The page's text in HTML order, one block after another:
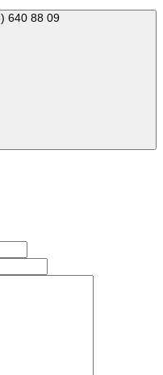
8 (495) 640 88 09